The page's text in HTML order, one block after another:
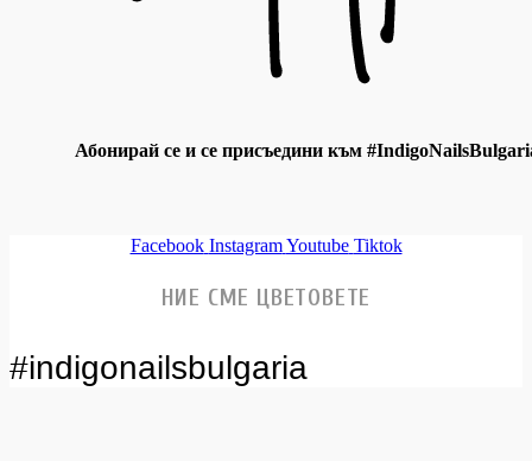
Абонирай се и се присъедини към
Facebook Instagram Youtube Tiktok
НИЕ СМЕ ЦВЕТОВЕТЕ
#indigonailsbulgaria